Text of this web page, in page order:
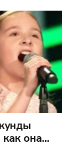
она...